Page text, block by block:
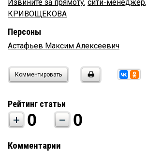
Извините за прямоту, сити-менеджер,
КРИВОЩЕКОВА
Персоны
Астафьев Максим Алексеевич
Комментировать
Рейтинг статьи
0 0
Комментарии